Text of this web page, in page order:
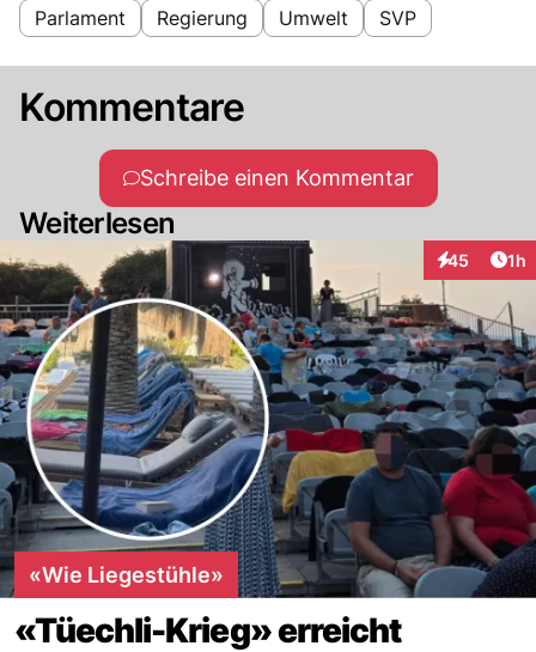
Parlament Regierung Umwelt SVP
Kommentare
Schreibe einen Kommentar
Weiterlesen
45
Interaktionen
1h
«Wie Liegestühle»
«Tüechli-Krieg» erreicht